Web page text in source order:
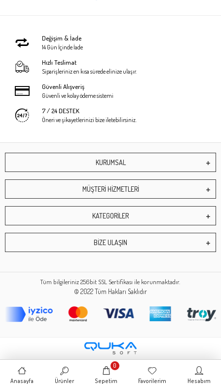
Değişim & İade
14 Gün İçinde İade
Hızlı Teslimat
Siparişleriniz en kısa sürede elinize ulaşır.
Güvenli Alışveriş
Güvenli ve kolay ödeme sistemi
7 / 24 DESTEK
Öneri ve şikayetlerinizi bize iletebilirsiniz.
KURUMSAL
MÜŞTERİ HİZMETLERİ
KATEGORİLER
BİZE ULAŞIN
Tüm bilgileriniz 256bit SSL Sertifikası ile korunmaktadır.
© 2022Tüm Hakları Saklıdır
Anasayfa Ürünler Sepetim
0
Favorilerim Hesabım